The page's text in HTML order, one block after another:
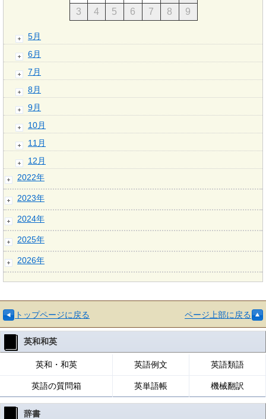
3
4 5 6 7 8 9
5月
6月
7月
8月
9月
10月
11月
12月
2022年
2023年
2024年
2025年
2026年
トップページに戻る ページ上部に戻る
英和和英
英和・和英 英語例文 英語類語
英語の質問箱 英単語帳 機械翻訳
辞書